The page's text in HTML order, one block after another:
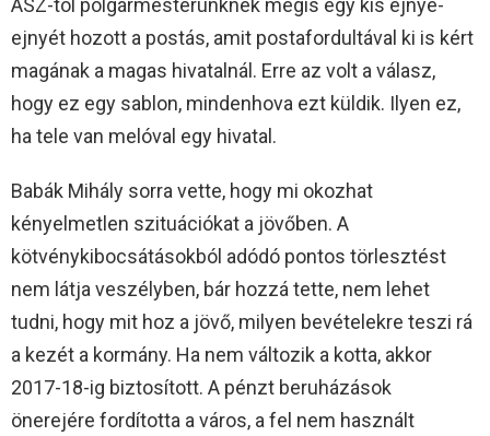
ÁSZ-tól polgármesterünknek mégis egy kis ejnye-
ejnyét hozott a postás, amit postafordultával ki is kért
magának a magas hivatalnál. Erre az volt a válasz,
hogy ez egy sablon, mindenhova ezt küldik. Ilyen ez,
ha tele van melóval egy hivatal.
Babák Mihály sorra vette, hogy mi okozhat
kényelmetlen szituációkat a jövőben. A
kötvénykibocsátásokból adódó pontos törlesztést
nem látja veszélyben, bár hozzá tette, nem lehet
tudni, hogy mit hoz a jövő, milyen bevételekre teszi rá
a kezét a kormány. Ha nem változik a kotta, akkor
2017-18-ig biztosított. A pénzt beruházások
önerejére fordította a város, a fel nem használt